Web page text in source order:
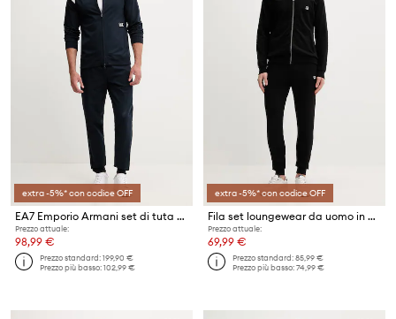
extra -5%* con codice OFF
EA7 Emporio Armani set di tuta da uomo
Prezzo attuale:
98,99 €
Prezzo standard:199,90 €
Prezzo più basso:102,99 €
extra -5%* con codice OFF
Fila set loungewear da uomo in cotone
Prezzo attuale:
69,99 €
Prezzo standard:85,99 €
Prezzo più basso:74,99 €